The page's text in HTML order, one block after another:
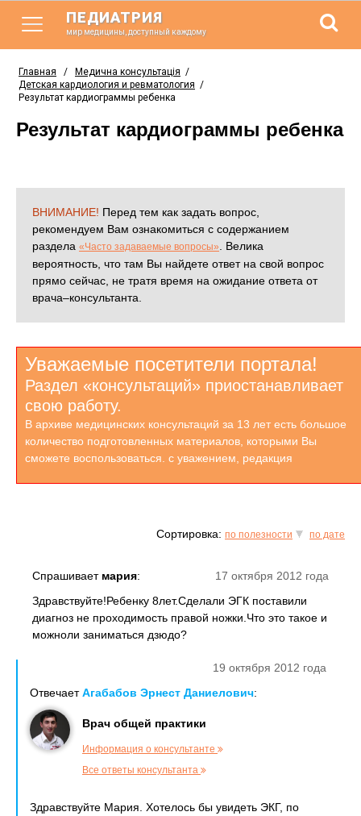
ПЕДИАТРИЯ
мир медицины, доступный каждому
Главная / Медична консультація /
Детская кардиология и ревматология /
Результат кардиограммы ребенка
Результат кардиограммы ребенка
ВНИМАНИЕ! Перед тем как задать вопрос,
рекомендуем Вам ознакомиться с содержанием
раздела «Часто задаваемые вопросы»
. Велика
вероятность, что там Вы найдете ответ на свой вопрос
прямо сейчас, не тратя время на ожидание ответа от
врача–консультанта.
Уважаемые посетители портала!
Раздел «консультаций» приостанавливает
свою работу.
В архиве медицинских консультаций за 13 лет есть большое
количество подготовленных материалов, которыми Вы
сможете воспользоваться. с уважением, редакция
Сортировка: по полезности по дате
17 октября 2012 года
Спрашивает мария:
Здравствуйте!Ребенку 8лет.Сделали ЭГК поставили
диагноз не проходимость правой ножки.Что это такое и
можноли заниматься дзюдо?
19 октября 2012 года
ОтвечаетАгабабов Эрнест Даниелович:
Врач общей практики
Информация о консультанте
Все ответы консультанта
Здравствуйте Мария. Хотелось бы увидеть ЭКГ, по